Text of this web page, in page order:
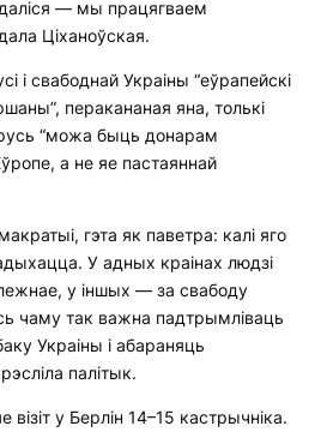
— мы працягваем
Ціханоўская.
і свабоднай Украіны “еўрапейскі
перакананая яна, толькі
“можа быць донарам
а не яе пастаяннай
гэта як паветра: калі яго
У адных краінах людзі
у іншых — за свабоду
чаму так важна падтрымліваць
Украіны і абараняць
палітык.
візіт у Берлін 14–15 кастрычніка.